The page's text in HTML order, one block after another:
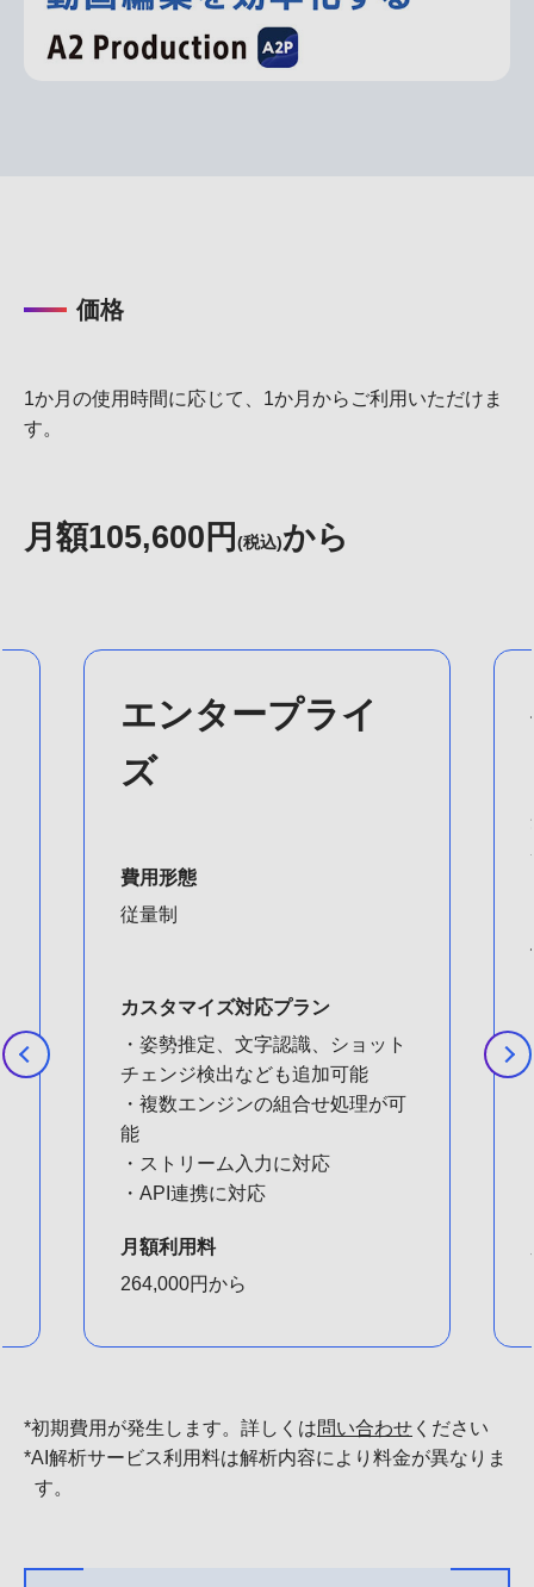
価格
1か月の使用時間に応じて、1か月からご利用いただけま
す。
月額105,600円 (税込)から
エンタープライ
ズ
費用形態
従量制
カスタマイズ対応プラン
・姿勢推定、文字認識、ショット
チェンジ検出なども追加可能
・複数エンジンの組合せ処理が可
能
・ストリーム入力に対応
・API連携に対応
月額利用料
264,000円から
初期費用が発生します。詳しくは問い合わせ ください
AI解析サービス利用料は解析内容により料金が異なりま
す。